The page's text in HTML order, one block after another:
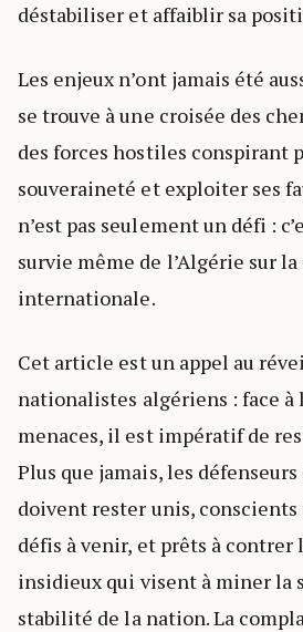
déstabiliser et affaiblir sa
Les enjeux n’ont jamais été
se trouve à une croisée des
des forces hostiles conspirant
souveraineté et exploiter ses
n’est pas seulement un défi :
survie même de l’Algérie sur la
internationale.
Cet article est un appel au
nationalistes algériens : face à
menaces, il est impératif de
Plus que jamais, les
doivent rester unis, conscients
défis à venir, et prêts à contrer
insidieux qui visent à miner la
stabilité de la nation. La